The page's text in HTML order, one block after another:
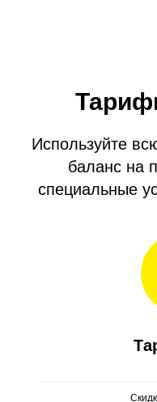
Используйте
баланс на
специальные